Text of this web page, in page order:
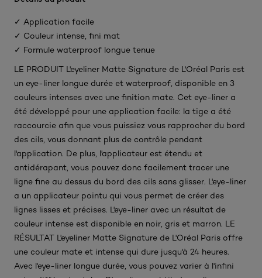
✓ Application facile
✓ Couleur intense, fini mat
✓ Formule waterproof longue tenue
LE PRODUIT L'eyeliner Matte Signature de L'Oréal Paris est
un eye-liner longue durée et waterproof, disponible en 3
couleurs intenses avec une finition mate. Cet eye-liner a
été développé pour une application facile: la tige a été
raccourcie afin que vous puissiez vous rapprocher du bord
des cils, vous donnant plus de contrôle pendant
l'application. De plus, l'applicateur est étendu et
antidérapant, vous pouvez donc facilement tracer une
ligne fine au dessus du bord des cils sans glisser. L'eye-liner
a un applicateur pointu qui vous permet de créer des
lignes lisses et précises. L'eye-liner avec un résultat de
couleur intense est disponible en noir, gris et marron. LE
RÉSULTAT L'eyeliner Matte Signature de L'Oréal Paris offre
une couleur mate et intense qui dure jusqu'à 24 heures.
Avec l'eye-liner longue durée, vous pouvez varier à l'infini